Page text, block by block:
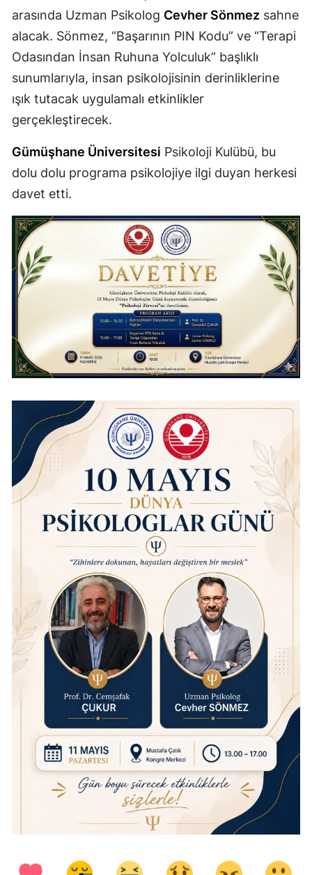
Samsun
Siirt
Sinop
Tokat
Tunceli
Şanlıurfa
Uşak
Van
Yozgat
Zonguldak
Bayburt
Karaman
Kırıkkale
Batman
Bartın
Ardahan
Iğdır
Yalova
Karabük
Kilis
Osmaniye
Düzce
arasında Uzman Psikolog Cevher Sönmez sahne
alacak. Sönmez, “Başarının PIN Kodu” ve “Terapi
Odasından İnsan Ruhuna Yolculuk” başlıklı
sunumlarıyla, insan psikolojisinin derinliklerine
ışık tutacak uygulamalı etkinlikler
gerçekleştirecek.
Gümüşhane Üniversitesi Psikoloji Kulübü, bu
dolu dolu programa psikolojiye ilgi duyan herkesi
davet etti.